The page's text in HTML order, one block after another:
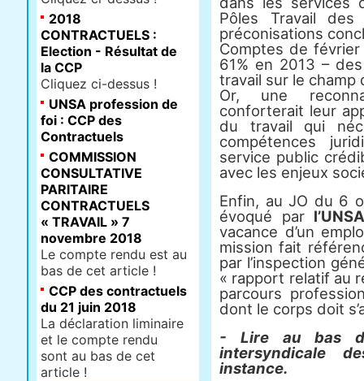
Pôles Travail des
préconisations
Comptes de février
61% en 2013 –
travail sur le champ
Or, une
conforterait leur
du travail qui
compétences
service public
avec les enjeux
Enfin, au JO du 6
évoqué par
vacance d’un
mission fait
par l’inspection
« rapport relatif au
parcours
dont le corps doit
- Lire au bas
intersyndicale
instance.
2018
CONTRACTUELS :
Election - Résultat de
la CCP
Cliquez ci-dessus !
UNSA profession de
foi : CCP des
Contractuels
COMMISSION
CONSULTATIVE
PARITAIRE
CONTRACTUELS
« TRAVAIL » 7
novembre 2018
Le compte rendu est au
bas de cet article !
CCP des contractuels
du 21 juin 2018
La déclaration liminaire
et le compte rendu
sont au bas de cet
article !